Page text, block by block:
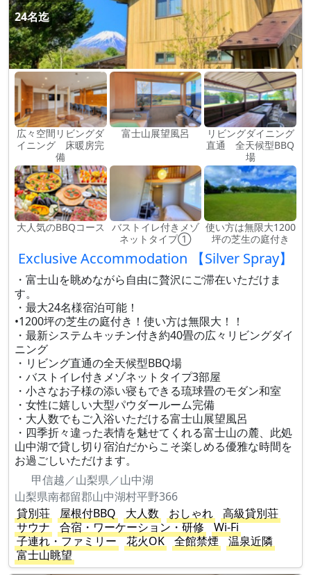
24名迄
広々空間リビングダ
イニング 床暖房完
備
富士山展望風呂
リビングダイニング
直通 全天候型BBQ
場
大人気のBBQコース
バストイレ付きメゾ
ネットタイプ①
使い方は無限大1200
坪の芝生の庭付き
Exclusive Accommodation 【Silver Spray】
・富士山を眺めながら自由に贅沢にご滞在いただけま
す。
・最大24名様宿泊可能！
•1200坪の芝生の庭付き！使い方は無限大！！
・最新システムキッチン付き約40畳の広々リビングダイ
ニング
・リビング直通の全天候型BBQ場
・バストイレ付きメゾネットタイプ3部屋
・小さなお子様の添い寝もできる琉球畳のモダン和室
・女性に嬉しい大型パウダールーム完備
・大人数でもご入浴いただける富士山展望風呂
・四季折々違った表情を魅せてくれる富士山の麓、此処
山中湖で貸し切り宿泊だからこそ楽しめる優雅な時間を
お過ごしいただけます。
甲信越／山梨県／山中湖
山梨県南都留郡山中湖村平野366
貸別荘
屋根付BBQ 大人数 おしゃれ
高級貸別荘
サウナ
合宿・ワーケーション・研修
Wi-Fi
子連れ・ファミリー
花火OK 全館禁煙
温泉近隣
富士山眺望